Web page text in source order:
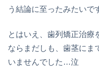
う結論に至ったみたいで
とはいえ、歯列矯正治療
ならまだしも、歯茎にま
いませんでした…泣